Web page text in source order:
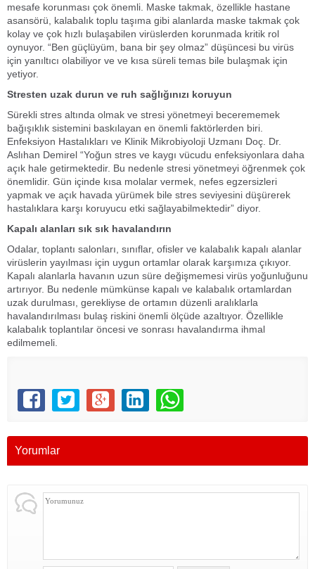
mesafe korunması çok önemli. Maske takmak, özellikle hastane
asansörü, kalabalık toplu taşıma gibi alanlarda maske takmak çok
kolay ve çok hızlı bulaşabilen virüslerden korunmada kritik rol
oynuyor. “Ben güçlüyüm, bana bir şey olmaz” düşüncesi bu virüs
için yanıltıcı olabiliyor ve ve kısa süreli temas bile bulaşmak için
yetiyor.
Stresten uzak durun ve ruh sağlığınızı koruyun
Sürekli stres altında olmak ve stresi yönetmeyi becerememek
bağışıklık sistemini baskılayan en önemli faktörlerden biri.
Enfeksiyon Hastalıkları ve Klinik Mikrobiyoloji Uzmanı Doç. Dr.
Aslıhan Demirel “Yoğun stres ve kaygı vücudu enfeksiyonlara daha
açık hale getirmektedir. Bu nedenle stresi yönetmeyi öğrenmek çok
önemlidir. Gün içinde kısa molalar vermek, nefes egzersizleri
yapmak ve açık havada yürümek bile stres seviyesini düşürerek
hastalıklara karşı koruyucu etki sağlayabilmektedir” diyor.
Kapalı alanları sık sık havalandırın
Odalar, toplantı salonları, sınıflar, ofisler ve kalabalık kapalı alanlar
virüslerin yayılması için uygun ortamlar olarak karşımıza çıkıyor.
Kapalı alanlarla havanın uzun süre değişmemesi virüs yoğunluğunu
artırıyor. Bu nedenle mümkünse kapalı ve kalabalık ortamlardan
uzak durulması, gerekliyse de ortamın düzenli aralıklarla
havalandırılması bulaş riskini önemli ölçüde azaltıyor. Özellikle
kalabalık toplantılar öncesi ve sonrası havalandırma ihmal
edilmemeli.
Yorumlar